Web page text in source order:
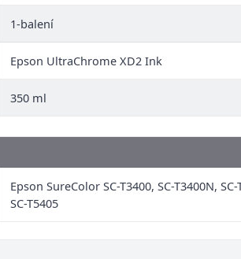
1-balení
Epson UltraChrome XD2 Ink
350 ml
Epson SureColor SC-T3400, SC-T3400N,
SC-T5405